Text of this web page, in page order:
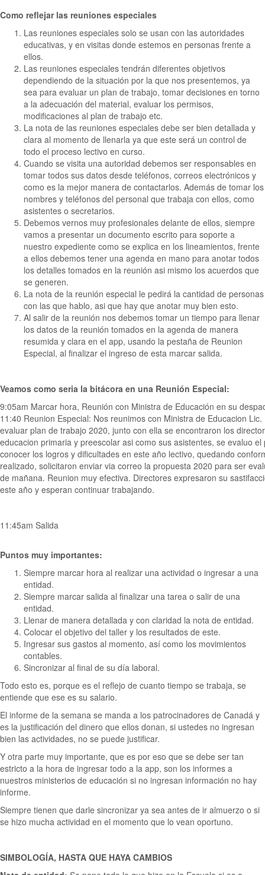
Como reflejar las reuniones especiales
Las reuniones especiales solo se usan con las autoridades
educativas, y en visitas donde estemos en personas frente a
ellos.
Las reuniones especiales tendrán diferentes objetivos
dependiendo de la situación por la que nos presentemos, ya
sea para evaluar un plan de trabajo, tomar decisiones en torno
a la adecuación del material, evaluar los permisos,
modificaciones al plan de trabajo etc.
La nota de las reuniones especiales debe ser bien detallada y
clara al momento de llenarla ya que este será un control de
todo el proceso lectivo en curso.
Cuando se visita una autoridad debemos ser responsables en
tomar todos sus datos desde teléfonos, correos electrónicos y
como es la mejor manera de contactarlos. Además de tomar los
nombres y teléfonos del personal que trabaja con ellos, como
asistentes o secretarios.
Debemos vernos muy profesionales delante de ellos, siempre
vamos a presentar un documento escrito para soporte a
nuestro expediente como se explica en los lineamientos, frente
a ellos debemos tener una agenda en mano para anotar todos
los detalles tomados en la reunión asi mismo los acuerdos que
se generen.
La nota de la reunión especial le pedirá la cantidad de personas
con las que hablo, asi que hay que anotar muy bien esto.
Al salir de la reunión nos debemos tomar un tiempo para llenar
los datos de la reunión tomados en la agenda de manera
resumida y clara en el app, usando la pestaña de Reunion
Especial, al finalizar el ingreso de esta marcar salida.
Veamos como seria la bitácora en una Reunión Especial:
9:05am Marcar hora, Reunión con Ministra de Educación en su
11:40 Reunion Especial: Nos reunimos con Ministra de Educacion
evaluar plan de trabajo 2020, junto con ella se encontraron los
educacion primaria y preescolar asi como sus asistentes, se evaluo
conocer los logros y dificultades en este año lectivo, quedando
realizado, solicitaron enviar via correo la propuesta 2020 para ser
de mañana. Reunion muy efectiva. Directores expresaron su
este año y esperan continuar trabajando.
11:45am Salida
Puntos muy importantes:
Siempre marcar hora al realizar una actividad o ingresar a una
entidad.
Siempre marcar salida al finalizar una tarea o salir de una
entidad.
Llenar de manera detallada y con claridad la nota de entidad.
Colocar el objetivo del taller y los resultados de este.
Ingresar sus gastos al momento, así como los movimientos
contables.
Sincronizar al final de su día laboral.
Todo esto es, porque es el reflejo de cuanto tiempo se trabaja, se
entiende que ese es su salario.
El informe de la semana se manda a los patrocinadores de Canadá y
es la justificación del dinero que ellos donan, si ustedes no ingresan
bien las actividades, no se puede justificar.
Y otra parte muy importante, que es por eso que se debe ser tan
estricto a la hora de ingresar todo a la app, son los informes a
nuestros ministerios de educación si no ingresan información no hay
informe.
Siempre tienen que darle sincronizar ya sea antes de ir almuerzo o si
se hizo mucha actividad en el momento que lo vean oportuno.
SIMBOLOGÍA, HASTA QUE HAYA CAMBIOS